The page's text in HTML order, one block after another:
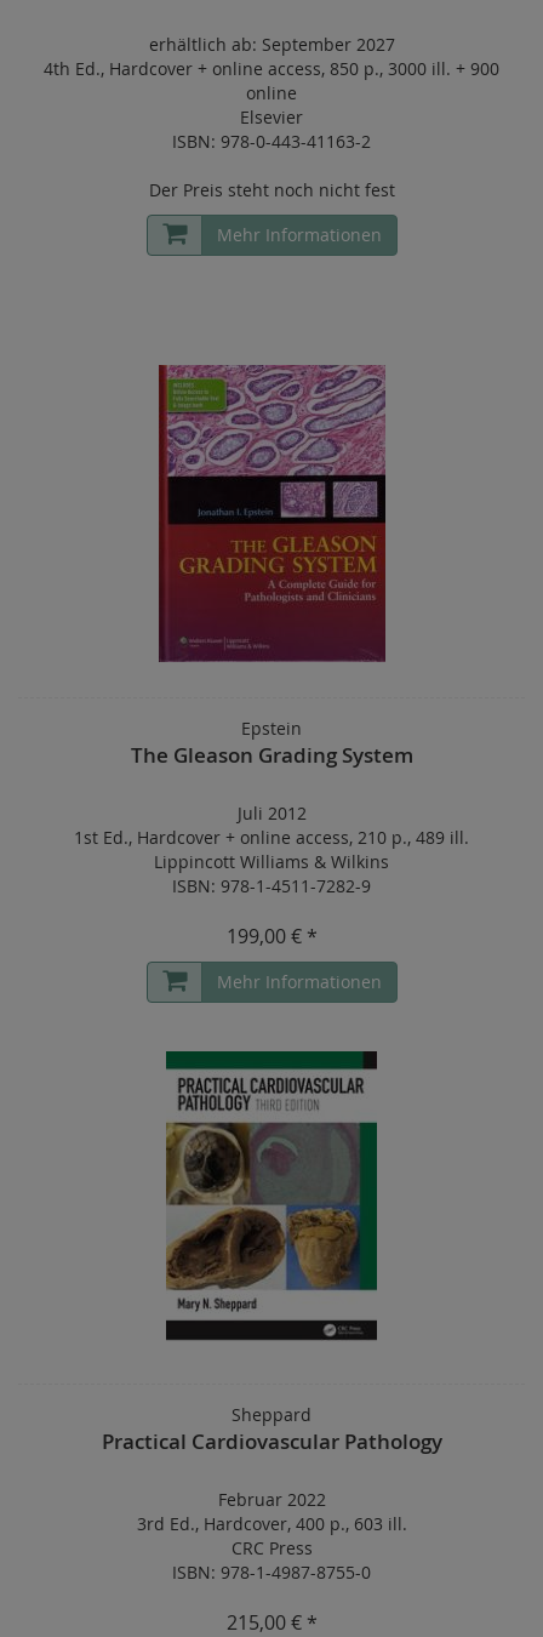
erhältlich ab: September 2027
4th Ed., Hardcover + online access, 850 p., 3000 ill. + 900
online
Elsevier
ISBN: 978-0-443-41163-2
Der Preis steht noch nicht fest
Mehr Informationen
Epstein
The Gleason Grading System
Juli 2012
1st Ed., Hardcover + online access, 210 p., 489 ill.
Lippincott Williams & Wilkins
ISBN: 978-1-4511-7282-9
199,00 € *
Mehr Informationen
Sheppard
Practical Cardiovascular Pathology
Februar 2022
3rd Ed., Hardcover, 400 p., 603 ill.
CRC Press
ISBN: 978-1-4987-8755-0
215,00 € *